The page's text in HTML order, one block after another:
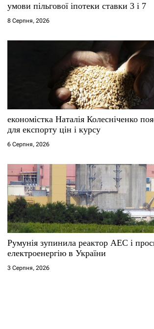
умови пільгової іпотеки ставки 3 і 7
8 Серпня, 2026
економістка Наталія Колесніченко
для експорту цін і курсу
6 Серпня, 2026
Румунія зупинила реактор АЕС і
електроенергію в України
3 Серпня, 2026